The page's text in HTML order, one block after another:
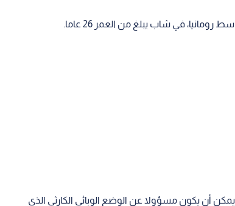
في شاب يبلغ من العمر 26 عاما.
أن يكون مسؤولا عن الوضع الوبائي الكارثي الذي